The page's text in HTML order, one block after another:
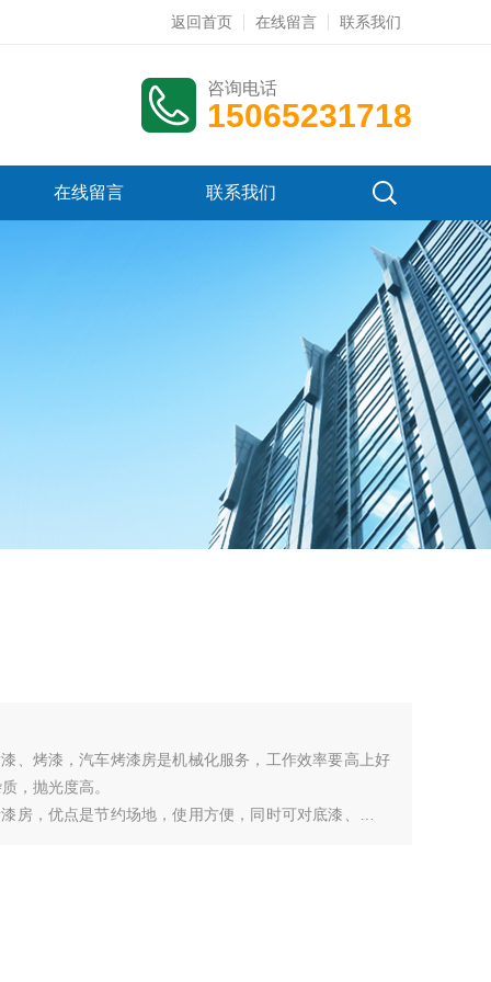
返回首页 在线留言 联系我们
咨询电话
15065231718
在线留言 联系我们
、烤漆，汽车烤漆房是机械化服务，工作效率要高上好
，抛光度高。
房，优点是节约场地，使用方便，同时可对底漆、面漆